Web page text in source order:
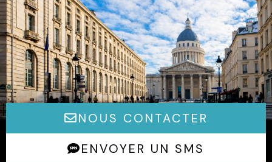
NOUS CONTACTER
ENVOYER UN SMS